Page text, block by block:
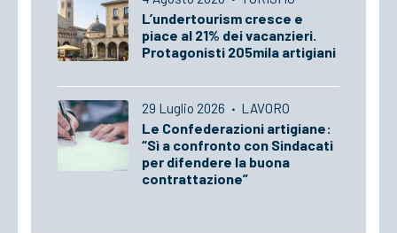
L’undertourism cresce e
piace al 21% dei vacanzieri.
Protagonisti 205mila artigiani
29 Luglio 2026 · LAVORO
Le Confederazioni artigiane:
“Sì a confronto con Sindacati
per difendere la buona
contrattazione”